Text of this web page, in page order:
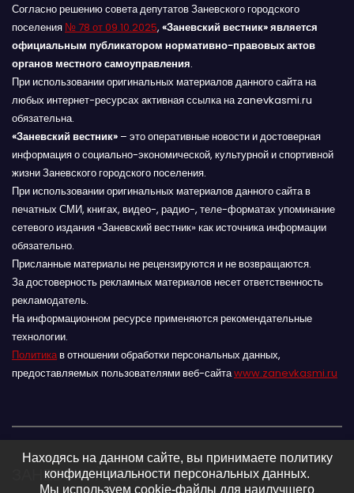
Согласно решению совета депутатов Заневского городского
поселения № 78 от 09.10.2025, «Заневский вестник» является
официальным публикатором нормативно-правовых актов
органов местного самоуправления.
При использовании оригинальных материалов данного сайта на
любых интернет-ресурсах активная ссылка на zanevkasmi.ru
обязательна.
«Заневский вестник» – это оперативные новости и достоверная
информация о социально-экономической, культурной и спортивной
жизни Заневского городского поселения.
При использовании оригинальных материалов данного сайта в
печатных СМИ, книгах, видео-, радио-, теле-форматах упоминание
сетевого издания «Заневский вестник» как источника информации
обязательно.
Присланные материалы не рецензируются и не возвращаются.
За достоверность рекламных материалов несет ответственность
рекламодатель.
На информационном ресурсе применяются рекомендательные
технологии.
Политикав отношении обработки персональных данных,
предоставляемых пользователями веб-сайтаwww.zanevkasmi.ru
ЗАНЕВСКИЙ ВЕСТНИК 16+
Находясь на данном сайте, вы принимаете политику
конфиденциальности персональных данных.
Мы используем cookie-файлы для наилучшего